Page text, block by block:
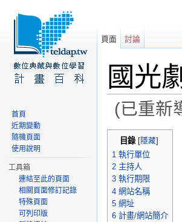
國光
(已重新
目錄[隱藏]
1 執行單位
2 主持人
3 執行期限
4 網站名稱
5 網址
6 計畫/網站簡介
頁面 討論
首頁
近期變動
隨機頁面
使用說明
工具箱
連結至此的頁面
相關頁面修訂記錄
特殊頁面
可列印版